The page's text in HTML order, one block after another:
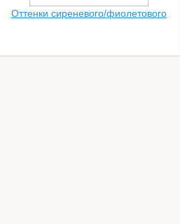
Оттенки сиреневого/фиолетового